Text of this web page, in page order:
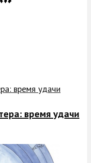
время удачи